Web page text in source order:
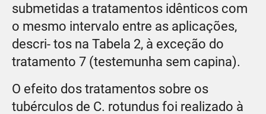
submetidas a tratamentos idênticos com
o mesmo intervalo entre as aplicações,
descri- tos na Tabela 2, à exceção do
tratamento 7 (testemunha sem capina).
O efeito dos tratamentos sobre os
tubérculos de C. rotundus foi realizado à